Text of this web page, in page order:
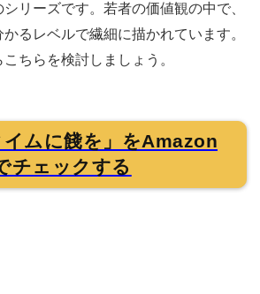
リーズです。若者の価値観の中で、
るレベルで繊細に描かれています。
ちらを検討しましょう。
ムに餞を」をAmazon
チェックする